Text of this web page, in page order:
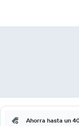
Ahorra hasta un